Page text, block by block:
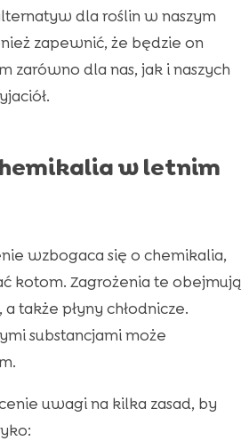
dla roślin w naszym
zapewnić, że będzie on
zarówno dla nas, jak i naszych
w letnim
wzbogaca się o chemikalia,
kotom. Zagrożenia te obejmują
także płyny chłodnicze.
substancjami może
uwagi na kilka zasad, by